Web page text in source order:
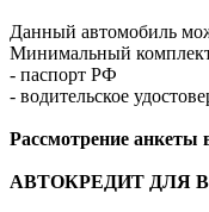
Данный автомобиль
Минимальный комплект
- паспорт РФ
- водительское
Рассмотрение анкеты
АВТОКРЕДИТ ДЛЯ